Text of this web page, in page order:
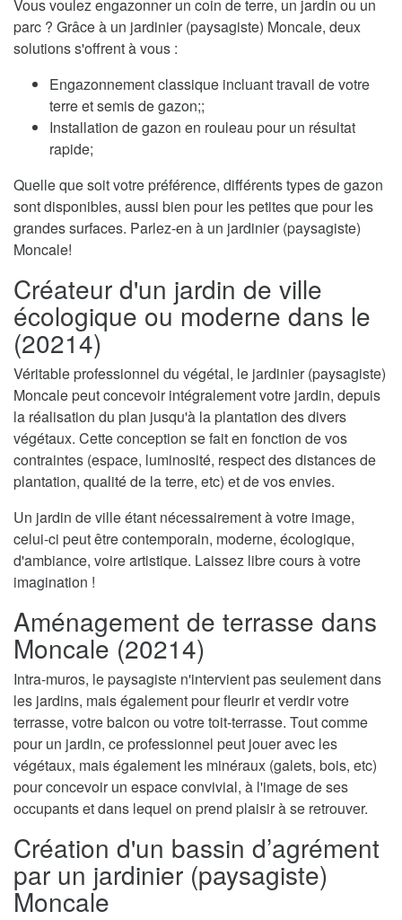
Vous voulez engazonner un coin de terre, un jardin ou un
parc ? Grâce à un jardinier (paysagiste) Moncale, deux
solutions s'offrent à vous :
Engazonnement classique incluant travail de votre
terre et semis de gazon;;
Installation de gazon en rouleau pour un résultat
rapide;
Quelle que soit votre préférence, différents types de gazon
sont disponibles, aussi bien pour les petites que pour les
grandes surfaces. Parlez-en à un jardinier (paysagiste)
Moncale!
Créateur d'un jardin de ville
écologique ou moderne dans le
(20214)
Véritable professionnel du végétal, le jardinier (paysagiste)
Moncale peut concevoir intégralement votre jardin, depuis
la réalisation du plan jusqu'à la plantation des divers
végétaux. Cette conception se fait en fonction de vos
contraintes (espace, luminosité, respect des distances de
plantation, qualité de la terre, etc) et de vos envies.
Un jardin de ville étant nécessairement à votre image,
celui-ci peut être contemporain, moderne, écologique,
d'ambiance, voire artistique. Laissez libre cours à votre
imagination !
Aménagement de terrasse dans
Moncale (20214)
Intra-muros, le paysagiste n'intervient pas seulement dans
les jardins, mais également pour fleurir et verdir votre
terrasse, votre balcon ou votre toit-terrasse. Tout comme
pour un jardin, ce professionnel peut jouer avec les
végétaux, mais également les minéraux (galets, bois, etc)
pour concevoir un espace convivial, à l'image de ses
occupants et dans lequel on prend plaisir à se retrouver.
Création d'un bassin d’agrément
par un jardinier (paysagiste)
Moncale